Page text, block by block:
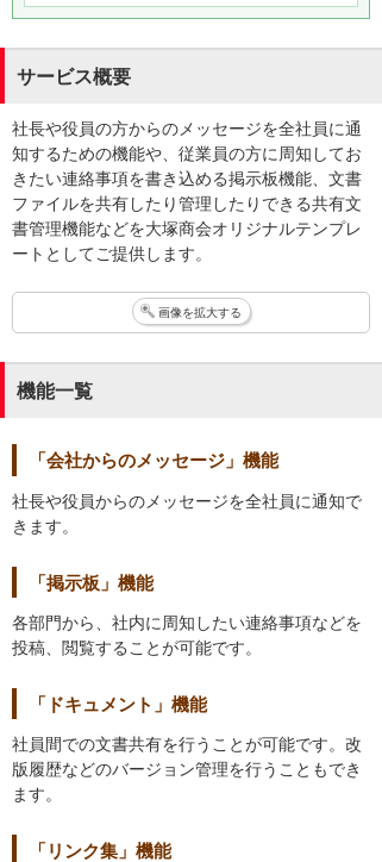
サービス概要
社長や役員の方からのメッセージを全社員に通
知するための機能や、従業員の方に周知してお
きたい連絡事項を書き込める掲示板機能、文書
ファイルを共有したり管理したりできる共有文
書管理機能などを大塚商会オリジナルテンプレ
ートとしてご提供します。
画像を拡大する
機能一覧
「会社からのメッセージ」機能
社長や役員からのメッセージを全社員に通知で
きます。
「掲示板」機能
各部門から、社内に周知したい連絡事項などを
投稿、閲覧することが可能です。
「ドキュメント」機能
社員間での文書共有を行うことが可能です。改
版履歴などのバージョン管理を行うこともでき
ます。
「リンク集」機能